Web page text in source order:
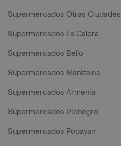
Supermercados Otras Ciudades
Supermercados La Calera
Supermercados Bello
Supermercados Manizales
Supermercados Armenia
Supermercados Rionegro
Supermercados Popayan